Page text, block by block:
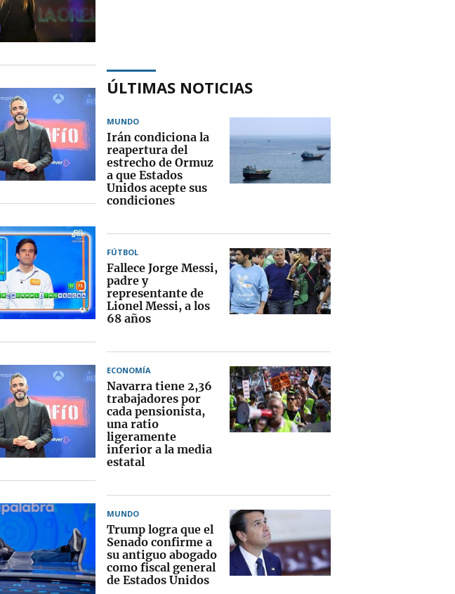
ÚLTIMAS NOTICIAS
MUNDO
Irán condiciona la
reapertura del
estrecho de Ormuz
a que Estados
Unidos acepte sus
condiciones
FÚTBOL
Fallece Jorge Messi,
padre y
representante de
Lionel Messi, a los
68 años
ECONOMÍA
Navarra tiene 2,36
trabajadores por
cada pensionista,
una ratio
ligeramente
inferior a la media
estatal
MUNDO
Trump logra que el
Senado confirme a
su antiguo abogado
como fiscal general
de Estados Unidos